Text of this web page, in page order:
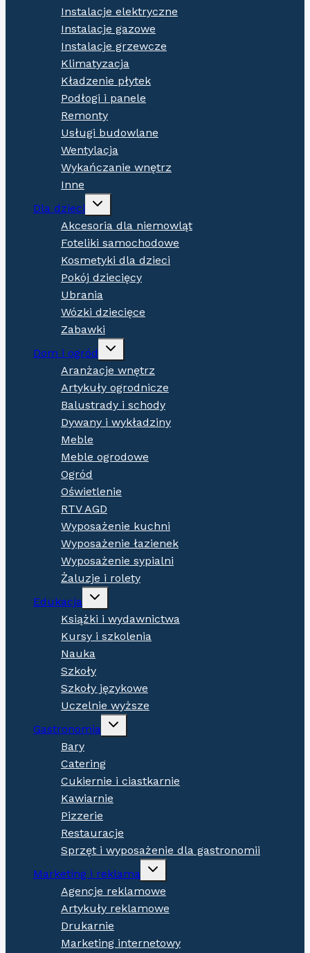
Instalacje elektryczne
Instalacje gazowe
Instalacje grzewcze
Klimatyzacja
Kładzenie płytek
Podłogi i panele
Remonty
Usługi budowlane
Wentylacja
Wykańczanie wnętrz
Inne
Dla dzieci
Expand
menu
Akcesoria dla niemowląt
Foteliki samochodowe
Kosmetyki dla dzieci
Pokój dziecięcy
Ubrania
Wózki dziecięce
Zabawki
Dom i ogród
Expand
menu
Aranżacje wnętrz
Artykuły ogrodnicze
Balustrady i schody
Dywany i wykładziny
Meble
Meble ogrodowe
Ogród
Oświetlenie
RTV AGD
Wyposażenie kuchni
Wyposażenie łazienek
Wyposażenie sypialni
Żaluzje i rolety
Edukacja
Expand
menu
Książki i wydawnictwa
Kursy i szkolenia
Nauka
Szkoły
Szkoły językowe
Uczelnie wyższe
Gastronomia
Expand
Bary
Catering
Cukiernie i ciastkarnie
Kawiarnie
Pizzerie
Restauracje
Sprzęt i wyposażenie dla gastronomii
Marketing i reklama
Expand
Agencje reklamowe
Artykuły reklamowe
Drukarnie
Marketing internetowy